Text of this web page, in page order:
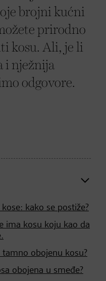
brojni kućni
prirodno
kosu. Ali, je li
i nježnija
odgovore.
kako se postiže?
ima kosu koju kao da
obojenu kosu?
obojena u smeđe?